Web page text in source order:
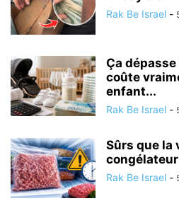
Rak Be Israel -
Ça
coûte
enfant...
Rak Be Israel -
Sûrs que la
Rak Be Israel -